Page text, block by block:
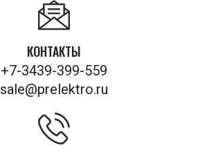
КОНТАКТЫ
+7-3439-399-559
sale@prelektro.ru